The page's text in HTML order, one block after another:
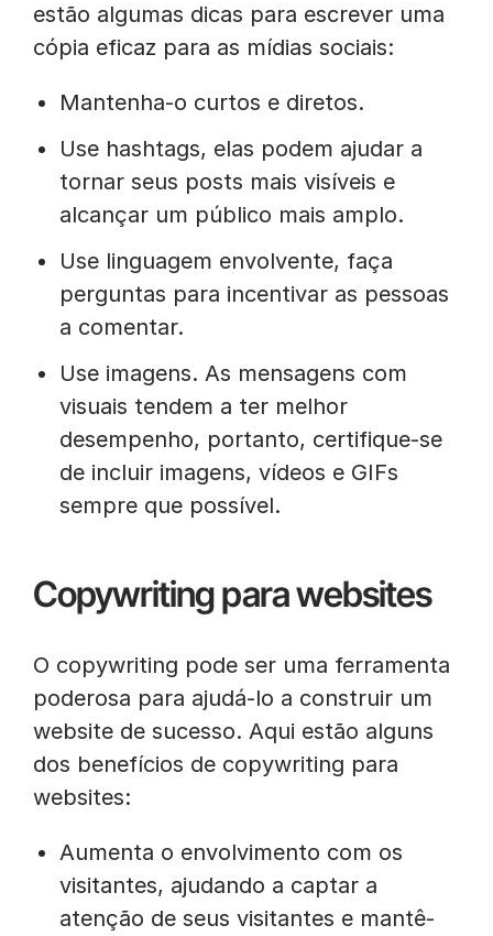
estão algumas dicas para escrever uma
cópia eficaz para as mídias sociais:
Mantenha-o curtos e diretos.
Use hashtags, elas podem ajudar a
tornar seus posts mais visíveis e
alcançar um público mais amplo.
Use linguagem envolvente, faça
perguntas para incentivar as pessoas
a comentar.
Use imagens. As mensagens com
visuais tendem a ter melhor
desempenho, portanto, certifique-se
de incluir imagens, vídeos e GIFs
sempre que possível.
Copywriting para websites
O copywriting pode ser uma ferramenta
poderosa para ajudá-lo a construir um
website de sucesso. Aqui estão alguns
dos benefícios de copywriting para
websites:
Aumenta o envolvimento com os
visitantes, ajudando a captar a
atenção de seus visitantes e mantê-